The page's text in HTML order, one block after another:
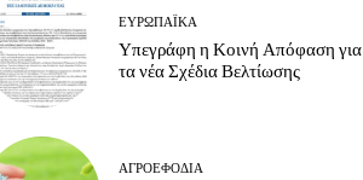
ΕΥΡΩΠΑΪΚΆ
Υπεγράφη η Κοινή Απόφαση για
τα νέα Σχέδια Βελτίωσης
ΑΓΡΟΕΦΌΔΙΑ